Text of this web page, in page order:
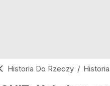
Historia Do Rzeczy /